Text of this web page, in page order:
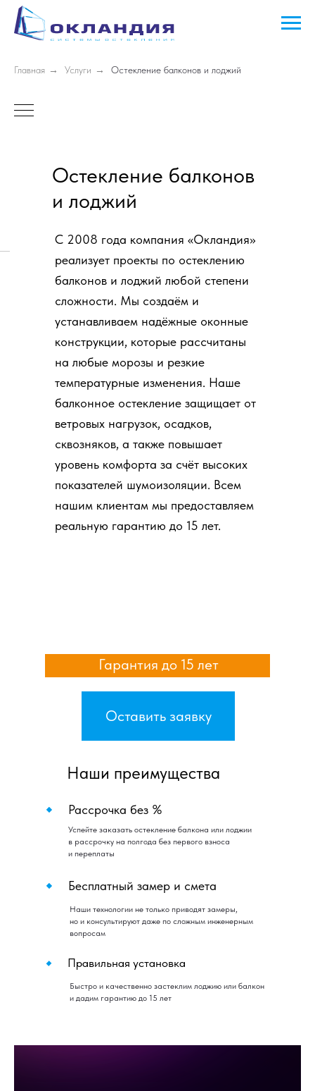
Главная → Услуги → Остекление балконов и лоджий
Остекление балконов
и лоджий
С 2008 года компания «Окландия»
реализует проекты по остеклению
балконов и лоджий любой степени
сложности. Мы создаём и
устанавливаем надёжные оконные
конструкции, которые рассчитаны
на любые морозы и резкие
температурные изменения. Наше
балконное остекление защищает от
ветровых нагрузок, осадков,
сквозняков, а также повышает
уровень комфорта за счёт высоких
показателей шумоизоляции. Всем
нашим клиентам мы предоставляем
реальную гарантию до 15 лет.
Наши преимущества
Оставить заявку
Рассрочка без %
Успейте заказать остекление балкона или лоджии
в рассрочку на полгода без первого взноса
и переплаты
Гарантия до 15 лет
Бесплатный замер и смета
Наши технологии не только приводят замеры,
но и консультируют даже по сложным инженерным
вопросам
Правильная установка
Быстро и качественно застеклим лоджию или балкон
и дадим гарантию до 15 лет